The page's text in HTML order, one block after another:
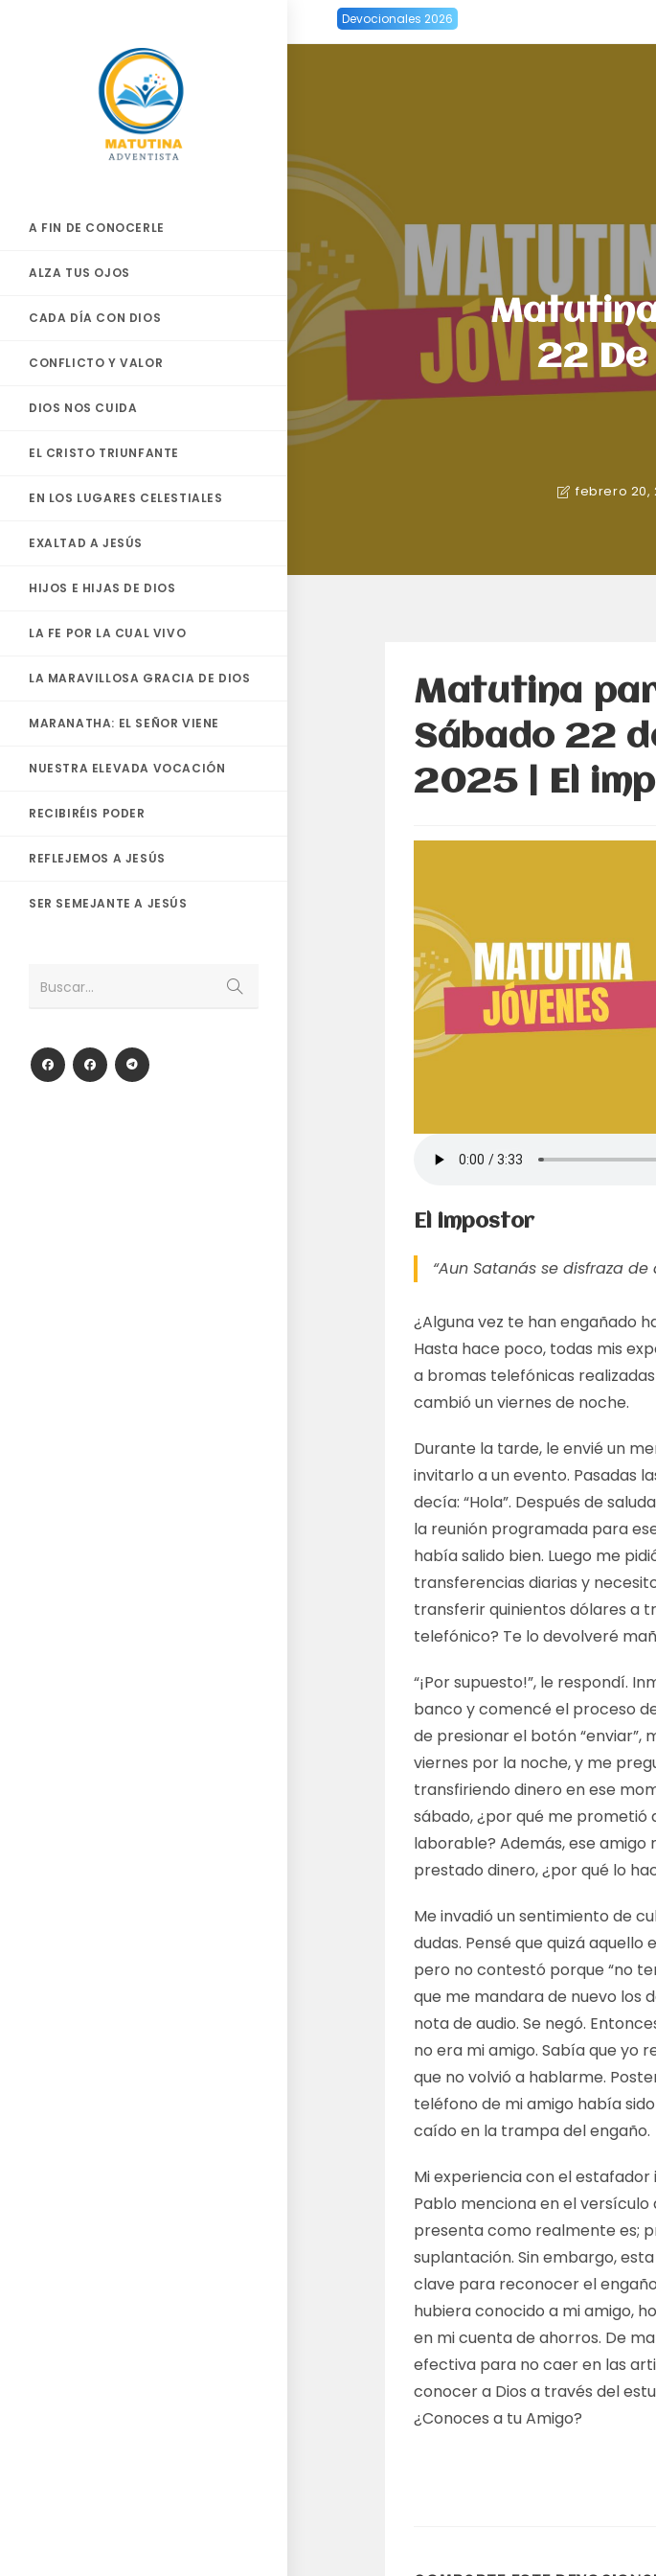
Devocionales 2026
A FIN DE CONOCERLE
ALZA TUS OJOS
CADA DÍA CON DIOS
CONFLICTO Y VALOR
DIOS NOS CUIDA
EL CRISTO TRIUNFANTE
EN LOS LUGARES CELESTIALES
EXALTAD A JESÚS
HIJOS E HIJAS DE DIOS
LA FE POR LA CUAL VIVO
LA MARAVILLOSA GRACIA DE DIOS
MARANATHA: EL SEÑOR VIENE
NUESTRA ELEVADA VOCACIÓN
RECIBIRÉIS PODER
REFLEJEMOS A JESÚS
SER SEMEJANTE A JESÚS
Buscar...
la
22 De
febrero 20,
Matutina
Sábado 22
2025 | El
El impostor
“Aun Satanás se disfraza de
¿Alguna vez te han engañado
Hasta hace poco, todas mis
a bromas telefónicas
cambió un viernes de noche.
Durante la tarde, le envié un
invitarlo a un evento. Pasadas
decía: “Hola”. Después de
la reunión programada para
había salido bien. Luego me
transferencias diarias y
transferir quinientos dólares a
telefónico? Te lo devolveré
“¡Por supuesto!”, le respondí.
banco y comencé el proceso
de presionar el botón “enviar”,
viernes por la noche, y me
transfiriendo dinero en ese
sábado, ¿por qué me prometió
laborable? Además, ese
prestado dinero, ¿por qué lo
Me invadió un sentimiento de
dudas. Pensé que quizá
pero no contestó porque “no
que me mandara de nuevo los
nota de audio. Se negó.
no era mi amigo. Sabía que yo
que no volvió a hablarme.
teléfono de mi amigo había
caído en la trampa del engaño.
Mi experiencia con el
Pablo menciona en el
presenta como realmente es;
suplantación. Sin embargo,
clave para reconocer el
hubiera conocido a mi amigo,
en mi cuenta de ahorros. De
efectiva para no caer en las
conocer a Dios a través del
¿Conoces a tu Amigo?